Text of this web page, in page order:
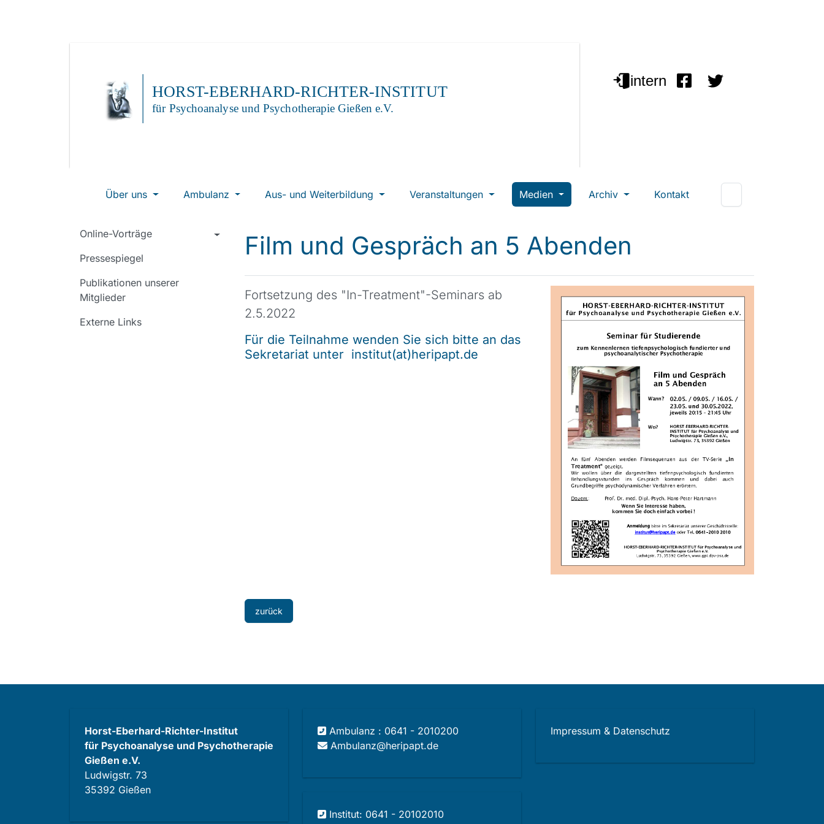
Über uns Ambulanz Aus- und Weiterbildung Veranstaltungen Medien Archiv Kontakt
Online-Vorträge
Pressespiegel
Publikationen unserer
Mitglieder
Externe Links
Film und Gespräch an 5 Abenden
Fortsetzung des "In-Treatment"-Seminars ab
2.5.2022
Für die Teilnahme wenden Sie sich bitte an das
Sekretariat unter institut(at)heripapt.de
zurück
Horst-Eberhard-Richter-Institut
für Psychoanalyse und Psychotherapie
Gießen e.V.
Ludwigstr. 73
35392 Gießen
Ambulanz : 0641 - 2010200
Ambulanz@heripapt.de
Institut: 0641 - 20102010
Impressum & Datenschutz